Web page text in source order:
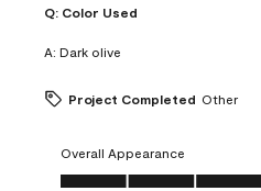
Q: Color Used
A: Dark olive
Project Completed Other
Overall Appearance
Overall Appearance, 5.0 out of 5